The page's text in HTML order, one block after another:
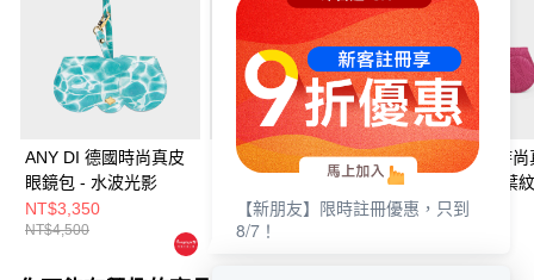
ANY DI 德國時尚真皮
眼鏡包 - 水波光影
NT$3,350
NT$4,500
ANY DI 德國時尚真皮
眼鏡包 - 蜜褐棕
NT$3,225
NT$4,300
ANY DI 德國時尚
眼鏡包 - 玫紫葉紋
NT$3,350
【新朋友】限時註冊優惠，只到
8/7！